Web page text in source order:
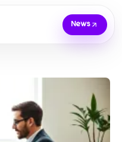
News